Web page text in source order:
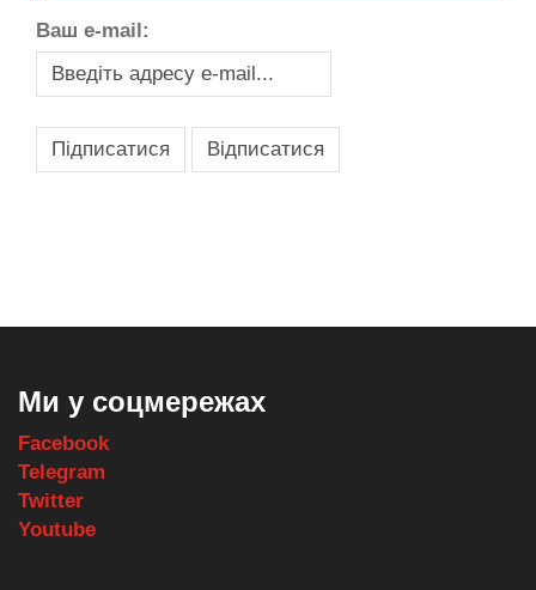
Ваш e-mail:
Ми у соцмережах
Facebook
Telegram
Twitter
Youtube